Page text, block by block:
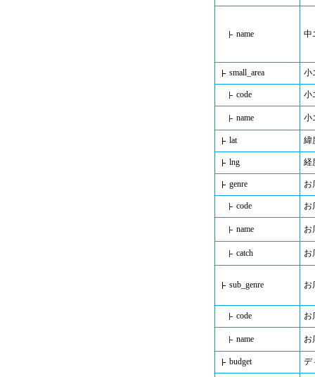
name 中
small_area 小
code 小
name 小
lat 緯
lng 経
genre お
code お
name お
catch お
sub_genre お
code お
name お
budget デ